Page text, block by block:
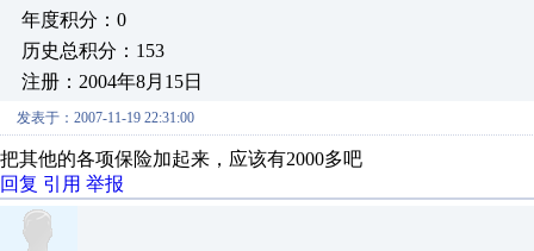
年度积分：0
历史总积分：153
注册：2004年8月15日
发表于：2007-11-19 22:31:00
把其他的各项保险加起来，应该有2000多吧
回复 引用 举报